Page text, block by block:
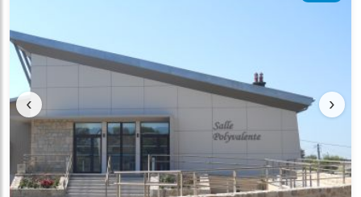
‹ ›